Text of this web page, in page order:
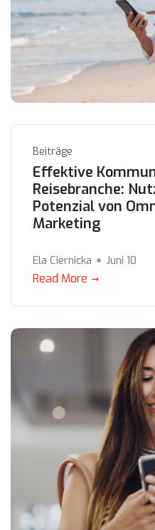
Beiträge
Effektive
Reisebranche:
Potenzial von
Marketing
Ela Ciernicka Juni 10
Read More